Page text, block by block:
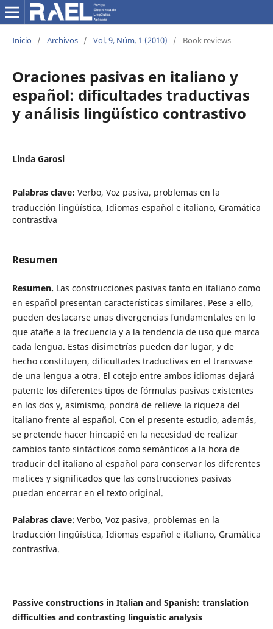
Inicio / Archivos / Vol. 9, Núm. 1 (2010) / Book reviews
Oraciones pasivas en italiano y
español: dificultades traductivas
y análisis lingüístico contrastivo
Linda Garosi
Palabras clave: Verbo, Voz pasiva, problemas en la
traducción lingüística, Idiomas español e italiano, Gramática
contrastiva
Resumen
Resumen. Las construcciones pasivas tanto en italiano como
en español presentan características similares. Pese a ello,
pueden destacarse unas divergencias fundamentales en lo
que atañe a la frecuencia y a la tendencia de uso que marca
cada lengua. Estas disimetrías pueden dar lugar, y de
hecho constituyen, dificultades traductivas en el transvase
de una lengua a otra. El cotejo entre ambos idiomas dejará
patente los diferentes tipos de fórmulas pasivas existentes
en los dos y, asimismo, pondrá de relieve la riqueza del
italiano frente al español. Con el presente estudio, además,
se pretende hacer hincapié en la necesidad de realizar
cambios tanto sintácticos como semánticos a la hora de
traducir del italiano al español para conservar los diferentes
matices y significados que las construcciones pasivas
puedan encerrar en el texto original.
Palabras clave: Verbo, Voz pasiva, problemas en la
traducción lingüística, Idiomas español e italiano, Gramática
contrastiva.
Passive constructions in Italian and Spanish: translation
difficulties and contrasting linguistic analysis